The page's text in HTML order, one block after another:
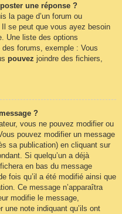
une réponse ?
la page d’un forum ou
Il se peut que vous ayez besoin
Une liste des options
forums, exemple : Vous
pouvez joindre des fichiers,
?
vous ne pouvez modifier ou
pouvez modifier un message
sa publication) en cliquant sur
Si quelqu’un a déjà
en bas du message
fois qu’il a été modifié ainsi que
Ce message n’apparaîtra
modifie le message,
note indiquant qu’ils ont